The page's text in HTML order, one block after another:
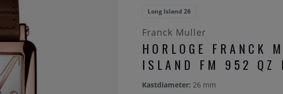
Long Island 26
Franck Muller
HORLOGE FRANCK
ISLAND FM 952 QZ
Kastdiameter: 26 mm